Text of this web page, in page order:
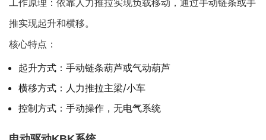
工作原理：依靠人力推拉实现负载移动，通过手动链条或手
推实现起升和横移。
核心特点：
起升方式：手动链条葫芦或气动葫芦
横移方式：人力推拉主梁/小车
控制方式：手动操作，无电气系统